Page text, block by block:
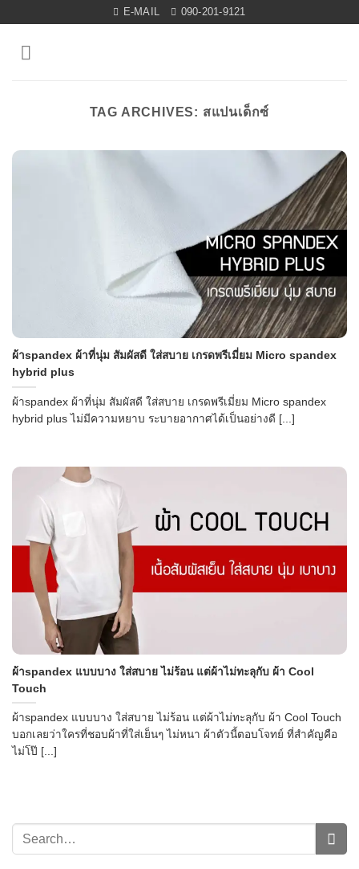
content
E-MAIL 090-201-9121
TAG ARCHIVES: สแปนเด็กซ์
ผ้าspandex ผ้าที่นุ่ม สัมผัสดี ใส่สบาย เกรดพรีเมี่ยม Micro spandex
hybrid plus
ผ้าspandex ผ้าที่นุ่ม สัมผัสดี ใส่สบาย เกรดพรีเมี่ยม Micro spandex
hybrid plus ไม่มีความหยาบ ระบายอากาศได้เป็นอย่างดี [...]
ผ้าspandex แบบบาง ใส่สบาย ไม่ร้อน แต่ผ้าไม่ทะลุกับ ผ้า Cool
Touch
ผ้าspandex แบบบาง ใส่สบาย ไม่ร้อน แต่ผ้าไม่ทะลุกับ ผ้า Cool Touch
บอกเลยว่าใครที่ชอบผ้าที่ใส่เย็นๆ ไม่หนา ผ้าตัวนี้ตอบโจทย์ ที่สำคัญคือ
ไม่โป๊ [...]